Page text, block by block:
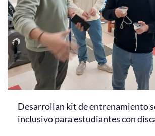
Desarrollan kit de entrenamiento
inclusivo para estudiantes con